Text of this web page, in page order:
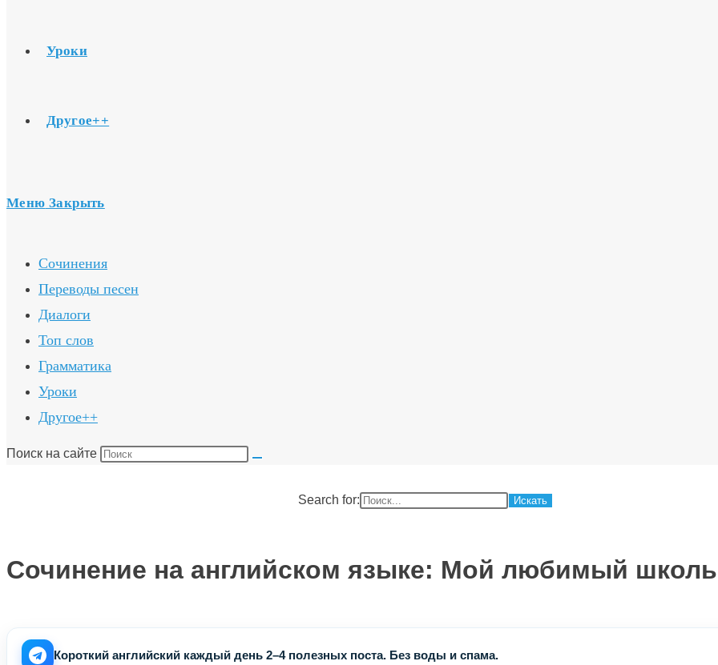
Уроки
Другое++
Меню Закрыть
Сочинения
Переводы песен
Диалоги
Топ слов
Грамматика
Уроки
Другое++
Поиск на сайте
Search for:
Сочинение на английском языке: Мой любимый
Короткий английский каждый день 2–4 полезных поста. Без воды и спама.